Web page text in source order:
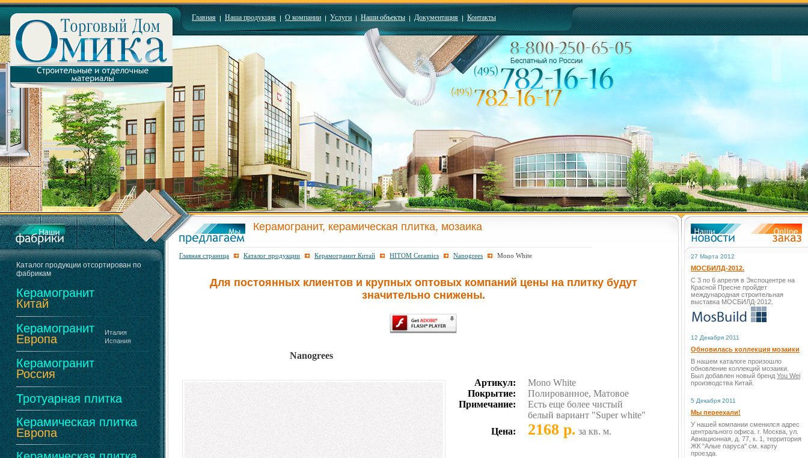
Главная Наша продукция О компании Услуги Наши объекты Документация Контакты
Каталог продукции отсортирован по
фабрикам
Керамогранит
Китай
Керамогранит
Европа
Италия
Испания
Керамогранит
Россия
Тротуарная плитка
Керамическая плитка
Европа
Керамогранит, керамическая плитка, мозаика
Главная страница Каталог продукции Керамогранит Китай HITOM Ceramics Nanogrees Mono White
Для постоянных клиентов и крупных оптовых компаний цены на плитку будут
значительно снижены.
Nanogrees
Артикул:
Mono White
Покрытие:
Полированное, Матовое
Примечание:
Есть еще более чистый
белый вариант "Super white"
Цена:
2168 р. за кв. м.
27 Марта 2012
МОСБИЛД-2012.
С 3 по 6 апреля в Экспоцентре на
Красной Пресне пройдет
международная строительная
выставка МОСБИЛД-2012.
12 Декабря 2011
Обновилась коллекция мозаики
В нашем каталоге произошло
обновление коллекций мозаики.
Был добавлен новый бренд You Wei
производства Китай.
5 Декабря 2011
Мы переехали!
У нашей компании сменился адрес
центрального офиса. г. Москва, ул.
Авиационная, д. 77, к. 1, территория
ЖК "Алые паруса" см. карту
проезда.